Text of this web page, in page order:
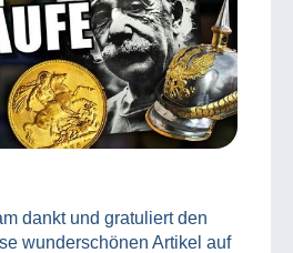
dankt und gratuliert den
wunderschönen Artikel auf